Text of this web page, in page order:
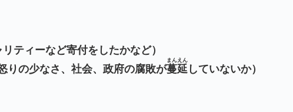
ティーなど寄付をしたかなど）
りの少なさ、社会、政府の腐敗が蔓延
まんえん
していないか）